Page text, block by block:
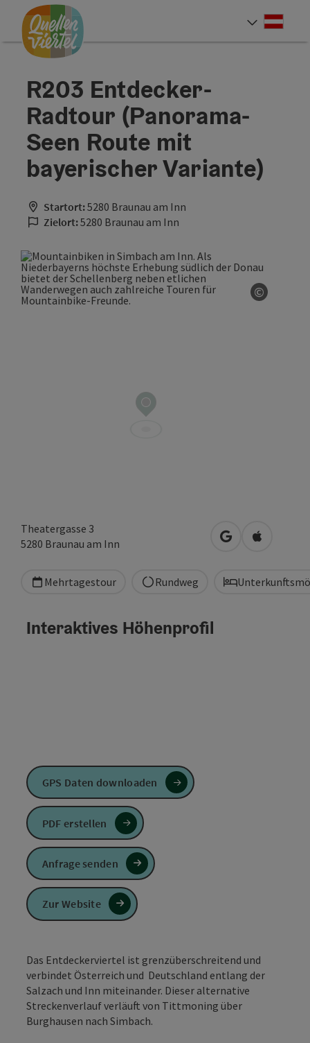
Zum Inhalt
Zur Navigation
Zum Seitenanfang
R203 Entdecker-
Radtour (Panorama-
Seen Route mit
bayerischer Variante)
Startort:5280 Braunau am Inn
Zielort:5280 Braunau am Inn
©
Theatergasse 3
5280 Braunau am Inn in Google Maps
in Apple
Mehrtagestour Rundweg
Das Entdeckerviertel ist grenzüberschreitend und
verbindet Österreich und Deutschland entlang der
Salzach und Inn miteinander. Dieser alternative
Streckenverlauf verläuft von Tittmoning über
Burghausen nach Simbach.
Interaktives Höhenprofil
GPS Daten downloaden
PDF erstellen
Anfrage senden
Zur Website